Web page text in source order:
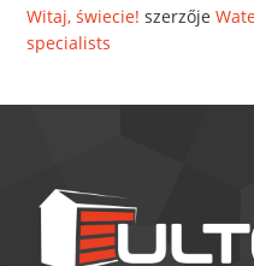
Witaj, świecie! szerzője
specialists